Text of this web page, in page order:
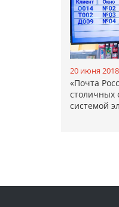
20 июня 2018
«Почта
столичных
системой